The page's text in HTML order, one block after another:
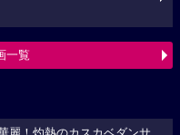
一覧